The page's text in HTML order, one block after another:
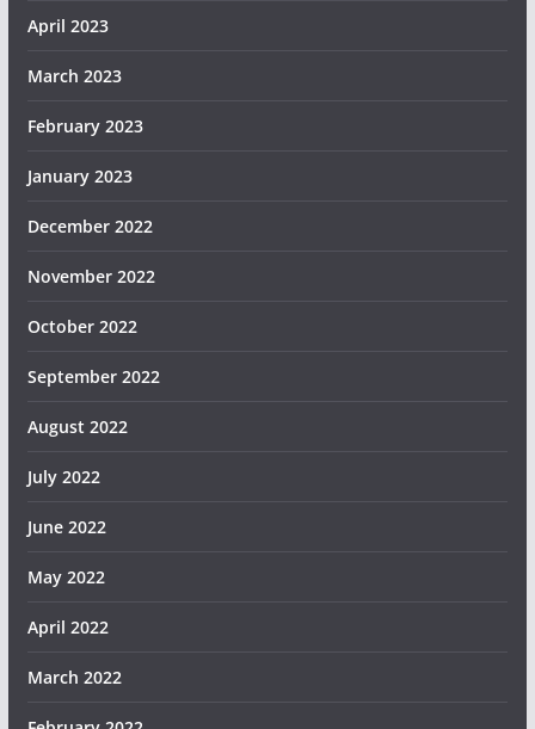
April 2023
March 2023
February 2023
January 2023
December 2022
November 2022
October 2022
September 2022
August 2022
July 2022
June 2022
May 2022
April 2022
March 2022